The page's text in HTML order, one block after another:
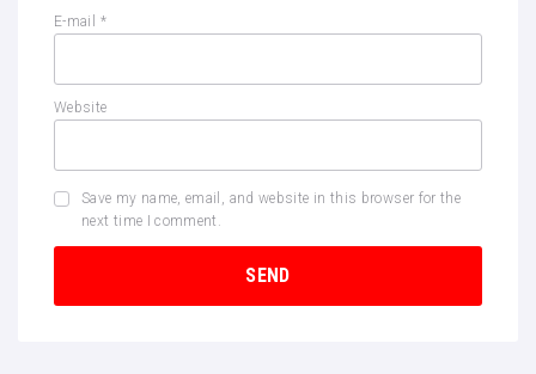
E-mail *
Website
Save my name, email, and website in this browser for the
next time I comment.